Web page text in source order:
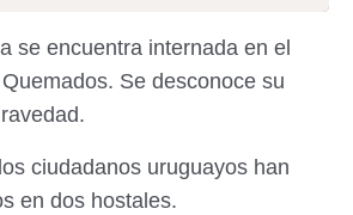
se encuentra internada en el
Se desconoce su
ciudadanos uruguayos han
en dos hostales.